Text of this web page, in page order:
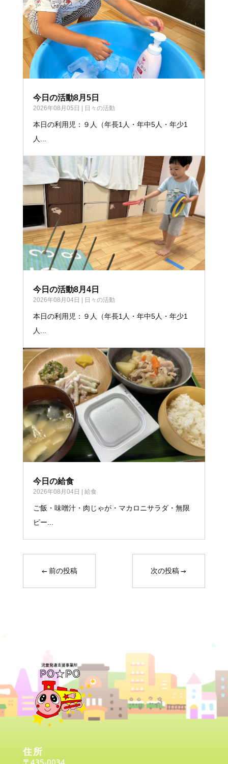
今日の活動8月5日
2026年08月05日 日々の活動
本日の利用児：９人（年長1人・年中5人・年少1
人...
今日の活動8月4日
2026年08月04日 日々の活動
本日の利用児：９人（年長1人・年中5人・年少1
人...
今日の給食
2026年08月04日 給食
ご飯・味噌汁・肉じゃが・マカロニサラダ・無限
ピー...
←前の投稿 次の投稿→
住所